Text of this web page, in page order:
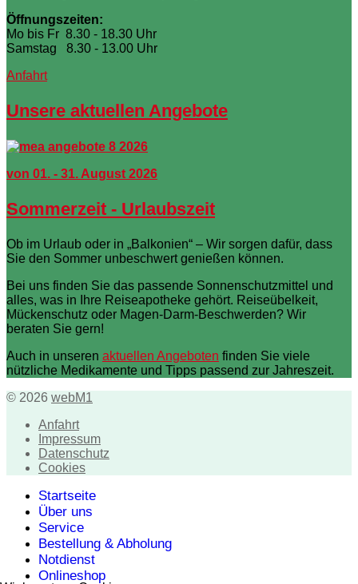
Öffnungszeiten:
Mo bis Fr 8.30 - 18.30 Uhr
Samstag 8.30 - 13.00 Uhr
Anfahrt
Unsere aktuellen Angebote
von 01. - 31. August 2026
Sommerzeit - Urlaubszeit
Ob im Urlaub oder in „Balkonien“ – Wir sorgen dafür, dass
Sie den Sommer unbeschwert genießen können.
Bei uns finden Sie das passende Sonnenschutzmittel und
alles, was in Ihre Reiseapotheke gehört. Reiseübelkeit,
Mückenschutz oder Magen-Darm-Beschwerden? Wir
beraten Sie gern!
Auch in unseren aktuellen Angeboten finden Sie viele
nützliche Medikamente und Tipps passend zur Jahreszeit.
© 2026 webM1
Anfahrt
Impressum
Datenschutz
Cookies
Startseite
Über uns
Service
Bestellung & Abholung
Notdienst
Onlineshop